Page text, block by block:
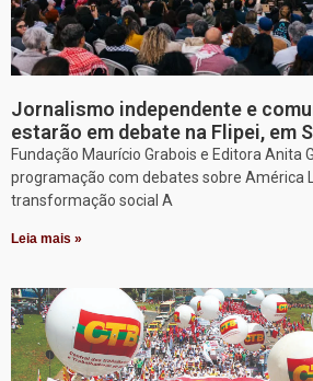
Jornalismo independente e
estarão em debate na Flipei, em
Fundação Maurício Grabois e Editora Anita
programação com debates sobre América
transformação social A
Leia mais »